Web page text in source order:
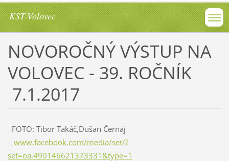
KST-Volovec
NOVOROČNÝ VÝSTUP NA
VOLOVEC - 39. ROČNÍK
7.1.2017
FOTO: Tibor Takáč,Dušan Černaj
www.facebook.com/media/set/?
set=oa.490146621373331&type=1